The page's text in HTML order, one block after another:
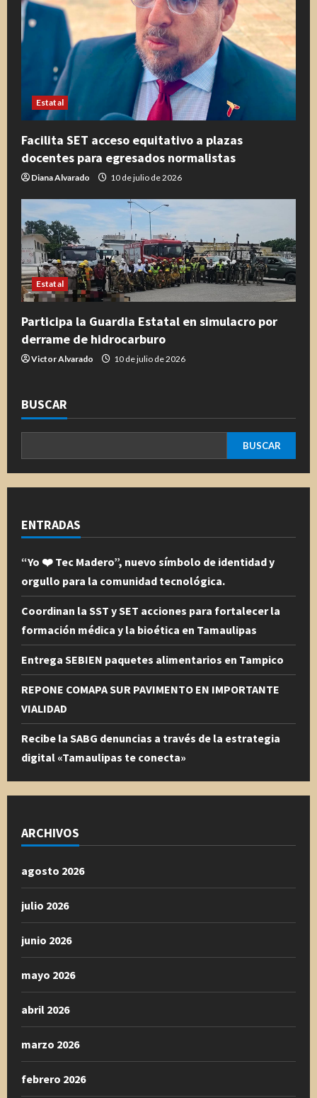
Estatal
Facilita SET acceso equitativo a plazas
docentes para egresados normalistas
Diana Alvarado 10 de julio de 2026
Estatal
Participa la Guardia Estatal en simulacro por
derrame de hidrocarburo
Victor Alvarado 10 de julio de 2026
BUSCAR
BUSCAR
ENTRADAS
“Yo ❤️ Tec Madero”, nuevo símbolo de identidad y
orgullo para la comunidad tecnológica.
Coordinan la SST y SET acciones para fortalecer la
formación médica y la bioética en Tamaulipas
Entrega SEBIEN paquetes alimentarios en Tampico
REPONE COMAPA SUR PAVIMENTO EN IMPORTANTE
VIALIDAD
Recibe la SABG denuncias a través de la estrategia
digital «Tamaulipas te conecta»
ARCHIVOS
agosto 2026
julio 2026
junio 2026
mayo 2026
abril 2026
marzo 2026
febrero 2026